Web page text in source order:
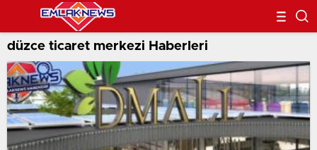
düzce ticaret merkezi Haberleri